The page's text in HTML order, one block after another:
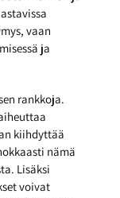
vaan
ja
rankkoja.
kiihdyttää
nämä
Lisäksi
voivat